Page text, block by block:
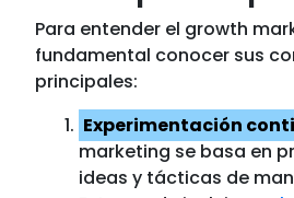
Para entender el growth
fundamental conocer sus
principales:
Experimentación
marketing se basa en
ideas y tácticas de